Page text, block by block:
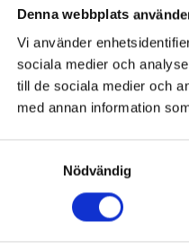
Denna webbplats
Vi använder
sociala medier och
till de sociala medier och
med annan information
Nödvändig